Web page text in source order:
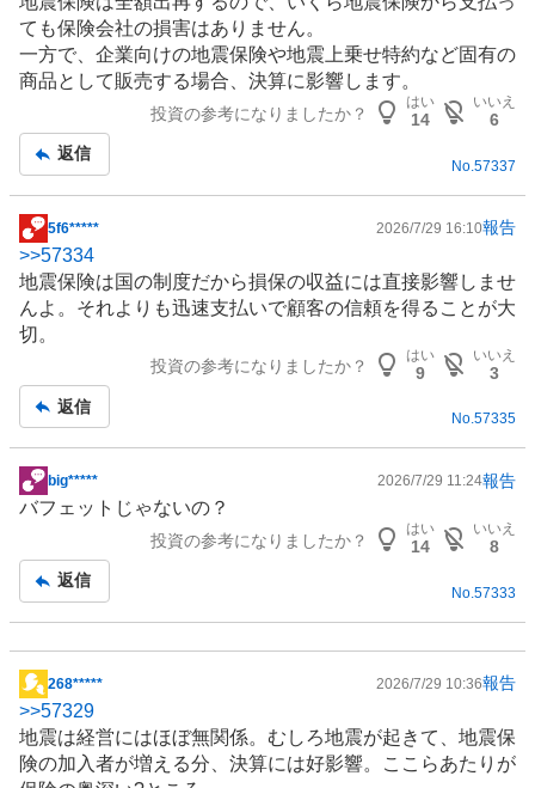
記
事
ても保険会社の損害はありません。
一方で、企業向けの地震保険や地震上乗せ特約など固有の
商品として販売する場合、決算に影響します。
投資の参考になりましたか？
はい
14
いいえ
6
返信
No. 57337
掲
示
板
記
事
5f6***** 2026/7/29 16:10報告
>>57334
地震保険は国の制度だから損保の収益には直接影響しませ
んよ。それよりも迅速支払いで顧客の信頼を得ることが大
切。
投資の参考になりましたか？
はい
9
いいえ
3
返信
No.57335
掲
示
事
big***** 2026/7/29 11:24報告
バフェットじゃないの？
投資の参考になりましたか？
はい
14
いいえ
8
返信
No. 57333
掲
示
板
記
268***** 2026/7/29 10:36報告
>>57329
地震は経営にはほぼ無関係。むしろ地震が起きて、地震保
険の加入者が増える分、決算には好影響。ここらあたりが